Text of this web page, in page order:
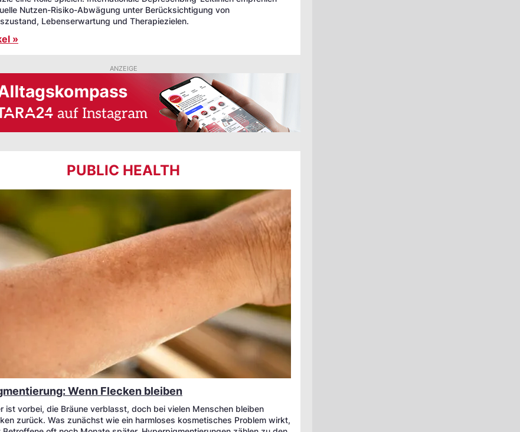
Nutzen-Risiko-Abwägung unter Berücksichtigung von
Lebenserwartung und Therapiezielen.
»
ANZEIGE
PUBLIC HEALTH
Wenn Flecken bleiben
ist vorbei, die Bräune verblasst, doch bei vielen Menschen bleiben
zurück. Was zunächst wie ein harmloses kosmetisches Problem wirkt,